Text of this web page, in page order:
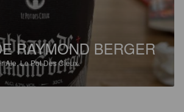
RAYMOND BERGER
Ale.Le Pot Des Cieux.